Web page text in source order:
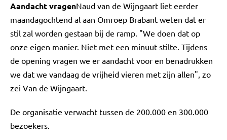
Aandacht vragenNaud van de Wijngaart liet eerder
maandagochtend al aan Omroep Brabant weten dat er
stil zal worden gestaan bij de ramp. "We doen dat op
onze eigen manier. Niet met een minuut stilte. Tijdens
de opening vragen we er aandacht voor en benadrukken
we dat we vandaag de vrijheid vieren met zijn allen", zo
zei Van de Wijngaart.
De organisatie verwacht tussen de 200.000 en 300.000
bezoekers.